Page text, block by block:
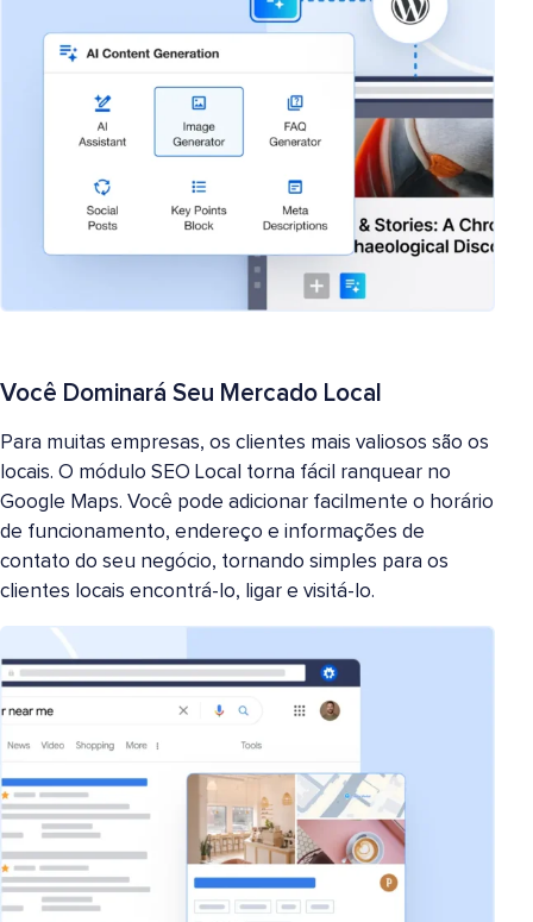
Você Dominará Seu Mercado Local
Para muitas empresas, os clientes mais valiosos são os
locais. O módulo SEO Local torna fácil ranquear no
Google Maps. Você pode adicionar facilmente o horário
de funcionamento, endereço e informações de
contato do seu negócio, tornando simples para os
clientes locais encontrá-lo, ligar e visitá-lo.